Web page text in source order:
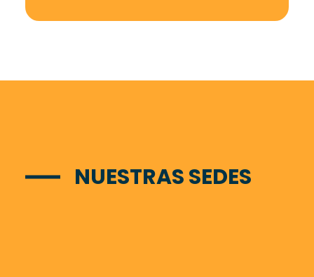
NUESTRAS SEDES